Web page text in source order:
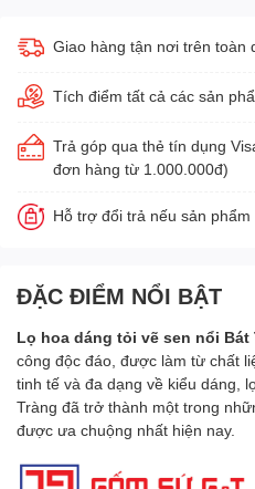
Giao hàng tận nơi trên toàn
Tích điểm tất cả các sản
Trả góp qua thẻ tín dụng
đơn hàng từ 1.000.000đ)
Hỗ trợ đổi trả nếu sản
ĐẶC ĐIỂM NỔI BẬT
Lọ hoa dáng tỏi vẽ sen nổi Bát
công độc đáo, được làm từ chất
tinh tế và đa dạng về kiểu dáng,
Tràng đã trở thành một trong
được ưa chuộng nhất hiện nay.